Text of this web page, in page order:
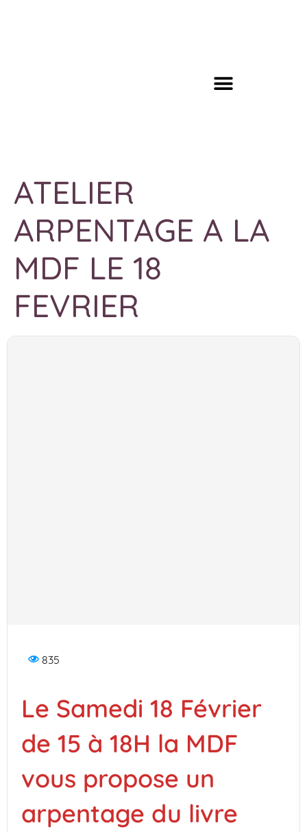
ATELIER
ARPENTAGE A LA
MDF LE 18
FEVRIER
835
Le Samedi 18 Février
de 15 à 18H la MDF
vous propose un
arpentage du livre